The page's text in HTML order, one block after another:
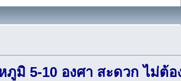
มิ 5-10 องศา สะดวก ไม่ต้อ